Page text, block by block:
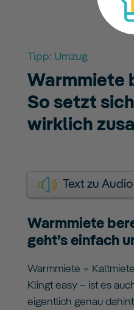
Tipp: Umzug
Warmmiete
So setzt
wirklich
Text zu Audio
Warmmiete
geht’s einfach
Warmmiete =
Klingt easy – ist es
eigentlich genau